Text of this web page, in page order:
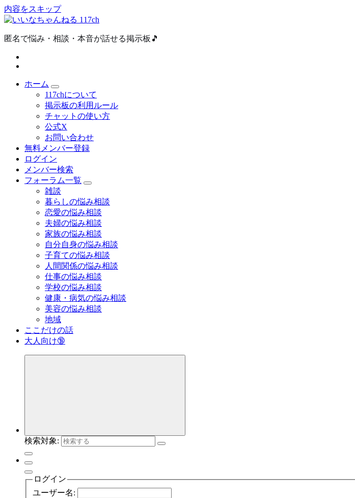
内容をスキップ
匿名で悩み・相談・本音が話せる掲示板🎵
ホーム
117chについて
掲示板の利用ルール
チャットの使い方
公式X
お問い合わせ
無料メンバー登録
ログイン
メンバー検索
フォーラム一覧
雑談
暮らしの悩み相談
恋愛の悩み相談
夫婦の悩み相談
家族の悩み相談
自分自身の悩み相談
子育ての悩み相談
人間関係の悩み相談
仕事の悩み相談
学校の悩み相談
健康・病気の悩み相談
美容の悩み相談
地域
ここだけの話
大人向け🔞
検索対象:
ログイン
ユーザー名: